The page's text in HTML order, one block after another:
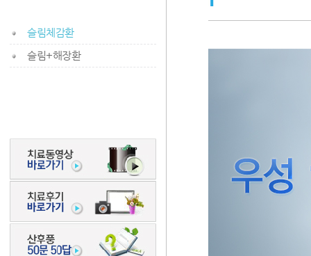
슬림체감환
슬림+해장환